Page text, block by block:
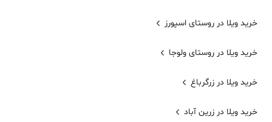
خرید ویلا در روستای اسپورز
خرید ویلا در روستای ولوجا
خرید ویلا در زرگرباغ
خرید ویلا در زرین آباد